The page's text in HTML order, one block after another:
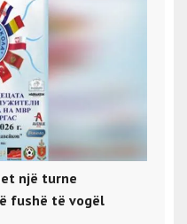
një turne
fushë të vogël